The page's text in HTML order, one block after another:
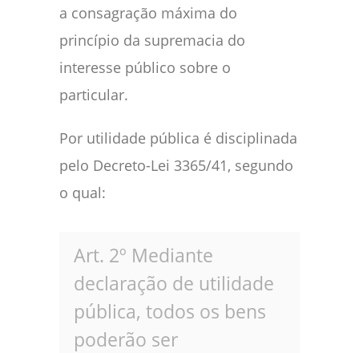
a consagração máxima do
princípio da supremacia do
interesse público sobre o
particular.
Por utilidade pública é disciplinada
pelo Decreto-Lei 3365/41, segundo
o qual:
Art. 2º Mediante
declaração de utilidade
pública, todos os bens
poderão ser